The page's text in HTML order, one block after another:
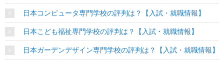
日本コンピュータ専門学校の評判は？【入試・就職情報】
日本こども福祉専門学校の評判は？【入試・就職情報】
日本ガーデンデザイン専門学校の評判は？【入試・就職情報】